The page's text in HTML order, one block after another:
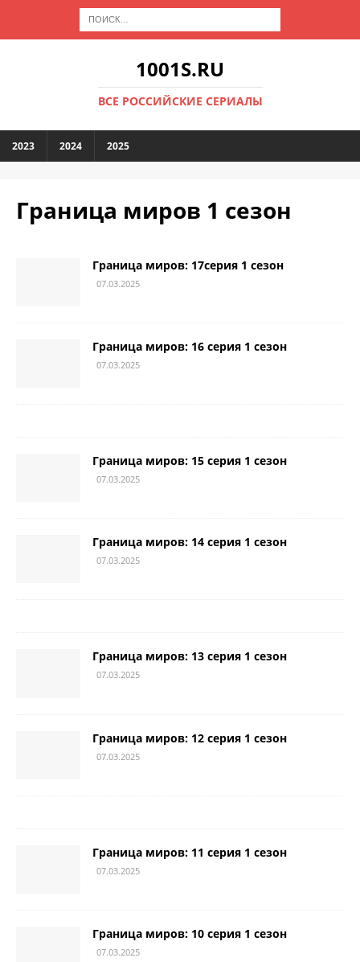
1001S.RU
ВСЕ РОССИЙСКИЕ СЕРИАЛЫ
2023 2024 2025
Граница миров 1 сезон
Граница миров: 17серия 1 сезон
07.03.2025
Граница миров: 16 серия 1 сезон
07.03.2025
Граница миров: 15 серия 1 сезон
07.03.2025
Граница миров: 14 серия 1 сезон
07.03.2025
Граница миров: 13 серия 1 сезон
07.03.2025
Граница миров: 12 серия 1 сезон
07.03.2025
Граница миров: 11 серия 1 сезон
07.03.2025
Граница миров: 10 серия 1 сезон
07.03.2025